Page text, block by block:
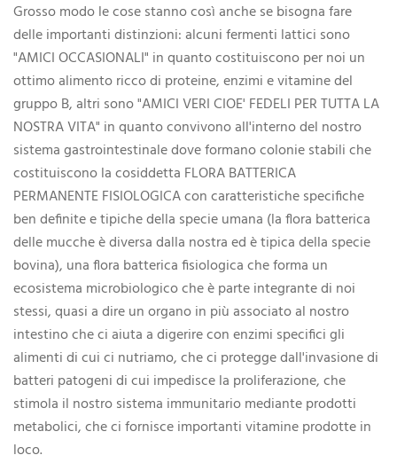
Grosso modo le cose stanno così anche se bisogna fare
delle importanti distinzioni: alcuni fermenti lattici sono
"AMICI OCCASIONALI" in quanto costituiscono per noi un
ottimo alimento ricco di proteine, enzimi e vitamine del
gruppo B, altri sono "AMICI VERI CIOE' FEDELI PER TUTTA LA
NOSTRA VITA" in quanto convivono all'interno del nostro
sistema gastrointestinale dove formano colonie stabili che
costituiscono la cosiddetta FLORA BATTERICA
PERMANENTE FISIOLOGICA con caratteristiche specifiche
ben definite e tipiche della specie umana (la flora batterica
delle mucche è diversa dalla nostra ed è tipica della specie
bovina), una flora batterica fisiologica che forma un
ecosistema microbiologico che è parte integrante di noi
stessi, quasi a dire un organo in più associato al nostro
intestino che ci aiuta a digerire con enzimi specifici gli
alimenti di cui ci nutriamo, che ci protegge dall'invasione di
batteri patogeni di cui impedisce la proliferazione, che
stimola il nostro sistema immunitario mediante prodotti
metabolici, che ci fornisce importanti vitamine prodotte in
loco.